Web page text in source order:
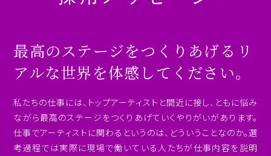
最高のステージをつくりあげる リ
アルな世界を体感してください。
私たちの仕事には、トップアーティストと間近に接し、ともに悩み
ながら最高のステージをつくりあげていくやりがいがあります。
仕事でアーティストに関わるというのは、どういうことなのか。選
考過程では実際に現場で働いている人たちが仕事内容を説明